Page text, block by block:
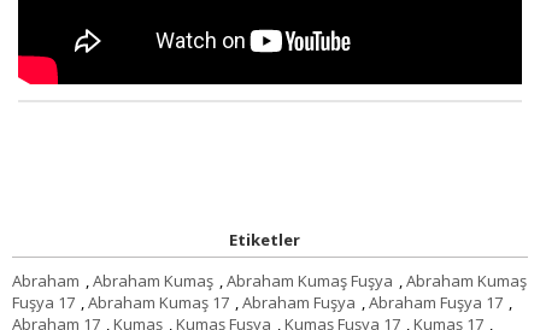
Etiketler
Abraham ,Abraham Kumaş ,Abraham Kumaş Fuşya ,Abraham Kumaş
Fuşya 17 ,Abraham Kumaş 17 ,Abraham Fuşya ,Abraham Fuşya 17 ,
Abraham 17 ,Kumaş ,Kumaş Fuşya ,Kumaş Fuşya 17 ,Kumaş 17 ,